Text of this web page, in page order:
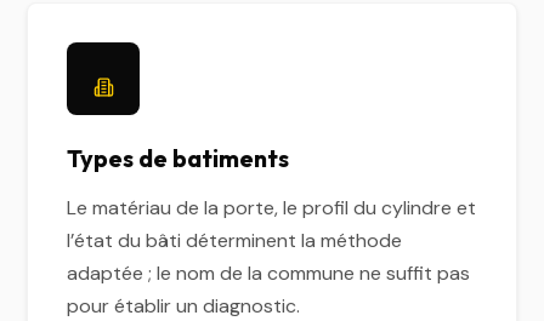
Types de batiments
Le matériau de la porte, le profil du cylindre et
l’état du bâti déterminent la méthode
adaptée ; le nom de la commune ne suffit pas
pour établir un diagnostic.